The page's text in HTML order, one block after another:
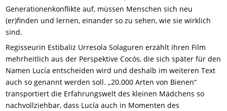
Generationenkonflikte auf, müssen Menschen sich neu
(er)finden und lernen, einander so zu sehen, wie sie wirklich
sind.
Regisseurin Estibaliz Urresola Solaguren erzählt ihren Film
mehrheitlich aus der Perspektive Cocós, die sich später für den
Namen Lucía entscheiden wird und deshalb im weiteren Text
auch so genannt werden soll. „20.000 Arten von Bienen“
transportiert die Erfahrungswelt des kleinen Mädchens so
nachvollziehbar, dass Lucía auch in Momenten des